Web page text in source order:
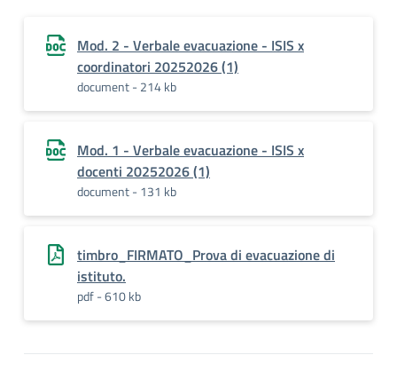
Mod. 2 - Verbale evacuazione - ISIS x
coordinatori 20252026 (1)
document - 214 kb
Mod. 1 - Verbale evacuazione - ISIS x
docenti 20252026 (1)
document - 131 kb
timbro_FIRMATO_Prova di evacuazione di
istituto.
pdf - 610 kb